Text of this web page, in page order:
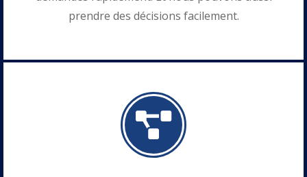
prendre des décisions facilement.